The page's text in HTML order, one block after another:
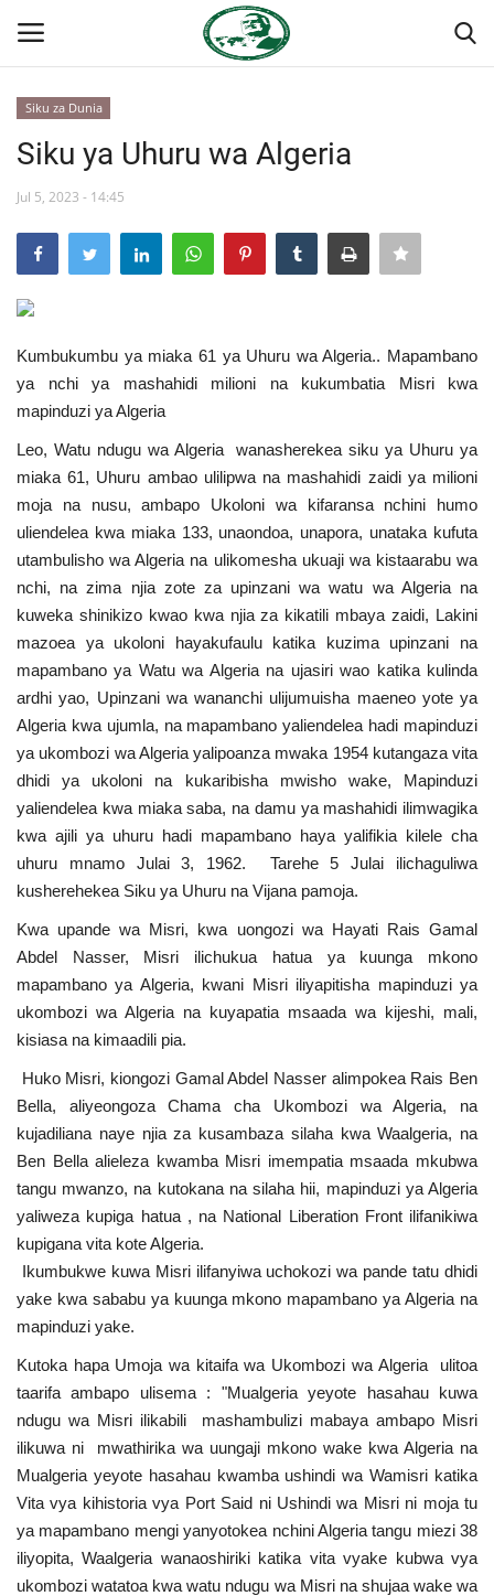
Nyumba
Jukwaa la Nasser la Kimataifa
Wasiliana
Onyesho la Majaribio
Misri
Timu yetu
Urithi wa Nasser
Habari
Harakati ya Nasser kwa Vijana
Kanuni na Masharti ya Udhamini wa
Nasser
Udhamini wa Nasser
Nyaraka na Marejeleo
Waanzilishi
Raia wa ulimwengu mzima
Nyaraka
Nafasi
Washiriki
Video
Maonyesho
Wadhamini
English Swahili español
French Arabic
Siku za Dunia
Siku ya Uhuru wa Algeria
Jul 5, 2023 - 14:45
Kumbukumbu ya miaka 61 ya Uhuru wa Algeria.. Mapambano
ya nchi ya mashahidi milioni na kukumbatia Misri kwa
mapinduzi ya Algeria
Leo, Watu ndugu wa Algeria wanasherekea siku ya Uhuru ya
miaka 61, Uhuru ambao ulilipwa na mashahidi zaidi ya milioni
moja na nusu, ambapo Ukoloni wa kifaransa nchini humo
uliendelea kwa miaka 133, unaondoa, unapora, unataka kufuta
utambulisho wa Algeria na ulikomesha ukuaji wa kistaarabu wa
nchi, na zima njia zote za upinzani wa watu wa Algeria na
kuweka shinikizo kwao kwa njia za kikatili mbaya zaidi, Lakini
mazoea ya ukoloni hayakufaulu katika kuzima upinzani na
mapambano ya Watu wa Algeria na ujasiri wao katika kulinda
ardhi yao, Upinzani wa wananchi ulijumuisha maeneo yote ya
Algeria kwa ujumla, na mapambano yaliendelea hadi mapinduzi
ya ukombozi wa Algeria yalipoanza mwaka 1954 kutangaza vita
dhidi ya ukoloni na kukaribisha mwisho wake, Mapinduzi
yaliendelea kwa miaka saba, na damu ya mashahidi ilimwagika
kwa ajili ya uhuru hadi mapambano haya yalifikia kilele cha
uhuru mnamo Julai 3, 1962. Tarehe 5 Julai ilichaguliwa
kusherehekea Siku ya Uhuru na Vijana pamoja.
Kwa upande wa Misri, kwa uongozi wa Hayati Rais Gamal
Abdel Nasser, Misri ilichukua hatua ya kuunga mkono
mapambano ya Algeria, kwani Misri iliyapitisha mapinduzi ya
ukombozi wa Algeria na kuyapatia msaada wa kijeshi, mali,
kisiasa na kimaadili pia.
Huko Misri, kiongozi Gamal Abdel Nasser alimpokea Rais Ben
Bella, aliyeongoza Chama cha Ukombozi wa Algeria, na
kujadiliana naye njia za kusambaza silaha kwa Waalgeria, na
Ben Bella alieleza kwamba Misri imempatia msaada mkubwa
tangu mwanzo, na kutokana na silaha hii, mapinduzi ya Algeria
yaliweza kupiga hatua , na National Liberation Front ilifanikiwa
kupigana vita kote Algeria.
Ikumbukwe kuwa Misri ilifanyiwa uchokozi wa pande tatu dhidi
yake kwa sababu ya kuunga mkono mapambano ya Algeria na
mapinduzi yake.
Kutoka hapa Umoja wa kitaifa wa Ukombozi wa Algeria ulitoa
taarifa ambapo ulisema : "Mualgeria yeyote hasahau kuwa
ndugu wa Misri ilikabili mashambulizi mabaya ambapo Misri
ilikuwa ni mwathirika wa uungaji mkono wake kwa Algeria na
Mualgeria yeyote hasahau kwamba ushindi wa Wamisri katika
Vita vya kihistoria vya Port Said ni Ushindi wa Misri ni moja tu
ya mapambano mengi yanyotokea nchini Algeria tangu miezi 38
iliyopita, Waalgeria wanaoshiriki katika vita vyake kubwa vya
ukombozi watatoa kwa watu ndugu wa Misri na shujaa wake wa